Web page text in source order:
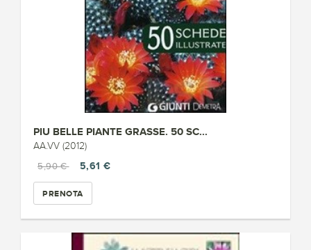
PIU BELLE PIANTE GRASSE. 50 SC...
AA.VV (2012)
5,90 €
5,61 €
PRENOTA